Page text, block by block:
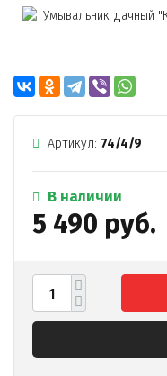
Артикул: 74/4/9
В наличии
5 490 руб.